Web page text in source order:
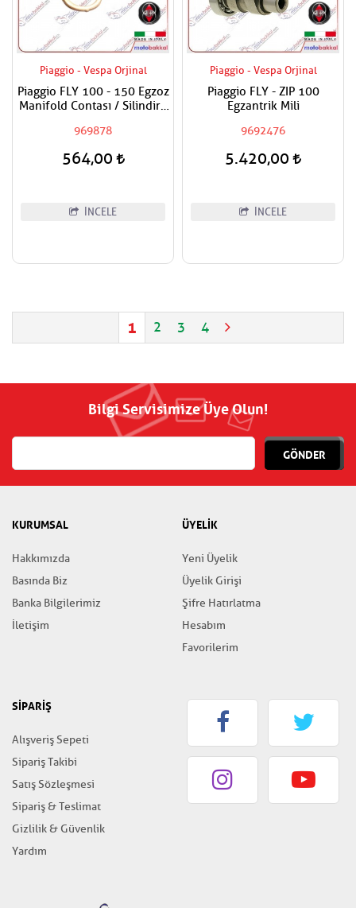
Piaggio - Vespa Orjinal
Piaggio FLY 100 - 150 Egzoz
Manifold Contası / Silindire
969878
564,00
İNCELE
Piaggio - Vespa Orjinal
Piaggio FLY - ZIP 100
Egzantrik Mili
9692476
5.420,00
İNCELE
1 2 3 4
Bilgi Servisimize Üye Olun!
GÖNDER
KURUMSAL
Hakkımızda
Basında Biz
Banka Bilgilerimiz
İletişim
ÜYELİK
Yeni Üyelik
Üyelik Girişi
Şifre Hatırlatma
Hesabım
Favorilerim
SİPARİŞ
Alışveriş Sepeti
Sipariş Takibi
Satış Sözleşmesi
Sipariş & Teslimat
Gizlilik & Güvenlik
Yardım